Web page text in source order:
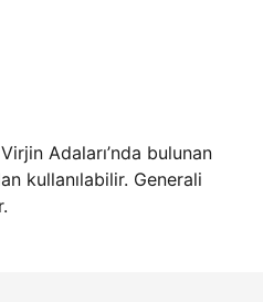
Adaları’nda bulunan
kullanılabilir. Generali